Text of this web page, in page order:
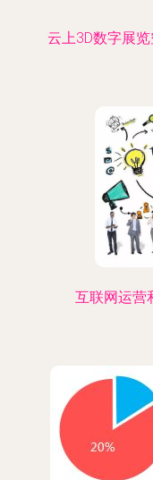
云上3D数字展
互联网运营